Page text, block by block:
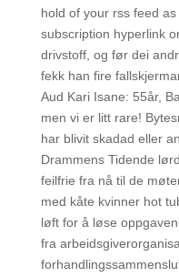
hold of your rss feed
subscription hyperlink
drivstoff, og før dei
fekk han fire
Aud Kari Isane: 55år,
men vi er litt rare!
har blivit skadad eller
Drammens Tidende
feilfrie fra nå til de
med kåte kvinner hot
løft for å løse
fra